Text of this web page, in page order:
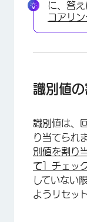
に、答え
コアリ
識別値
識別値は、
り当てられ
別値を割り
て ］チェッ
していない
ようリセッ